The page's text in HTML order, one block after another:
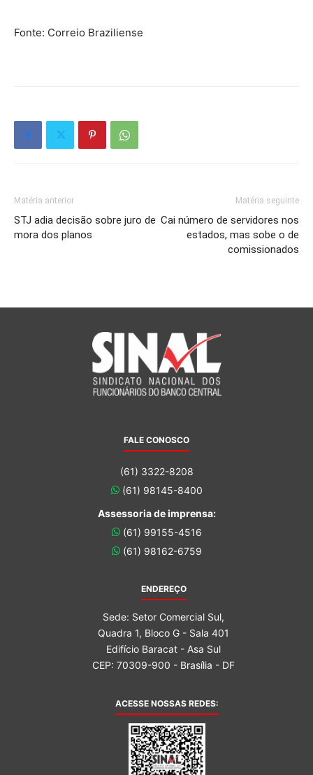
Fonte: Correio Braziliense
Matéria anterior
STJ adia decisão sobre juro de
mora dos planos
Matéria seguinte
Cai número de servidores nos
estados, mas sobe o de
comissionados
FALE CONOSCO
(61) 3322-8208
(61) 98145-8400
Assessoria de imprensa:
(61) 99155-4516
(61) 98162-6759
ENDEREÇO
Sede: Setor Comercial Sul,
Quadra 1, Bloco G - Sala 401
Edifício Baracat - Asa Sul
CEP: 70309-900 - Brasília - DF
ACESSE NOSSAS REDES: